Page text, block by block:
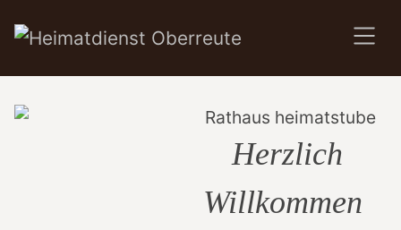
SKIP TO MAIN CONTENT
Herzlich
Willkommen